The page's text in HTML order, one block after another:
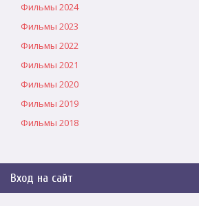
Фильмы 2024
Фильмы 2023
Фильмы 2022
Фильмы 2021
Фильмы 2020
Фильмы 2019
Фильмы 2018
Вход на сайт